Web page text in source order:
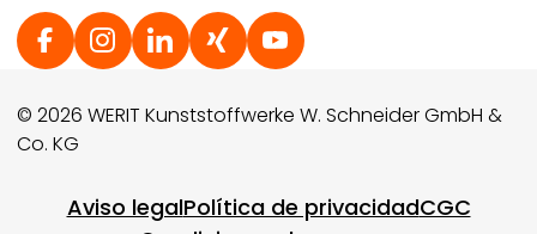
Social Footer
© 2026 WERIT Kunststoffwerke W. Schneider GmbH &
Co. KG
Footer menu
Aviso legalPolítica de privacidadCGC